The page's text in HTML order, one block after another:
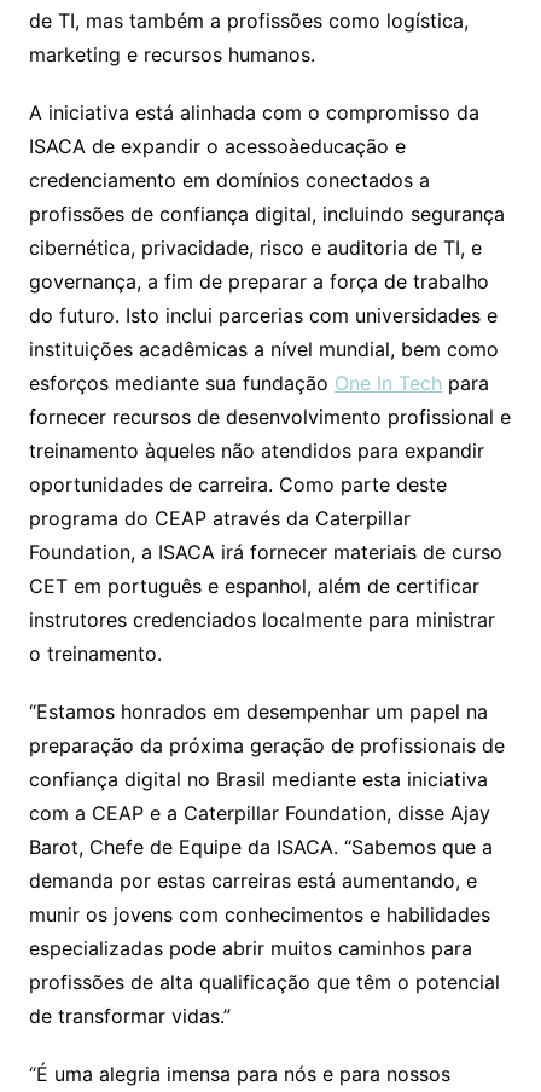
de TI, mas também a profissões como logística,
marketing e recursos humanos.
A iniciativa está alinhada com o compromisso da
ISACA de expandir o acessoàeducação e
credenciamento em domínios conectados a
profissões de confiança digital, incluindo segurança
cibernética, privacidade, risco e auditoria de TI, e
governança, a fim de preparar a força de trabalho
do futuro. Isto inclui parcerias com universidades e
instituições acadêmicas a nível mundial, bem como
esforços mediante sua fundação One In Tech para
fornecer recursos de desenvolvimento profissional e
treinamento àqueles não atendidos para expandir
oportunidades de carreira. Como parte deste
programa do CEAP através da Caterpillar
Foundation, a ISACA irá fornecer materiais de curso
CET em português e espanhol, além de certificar
instrutores credenciados localmente para ministrar
o treinamento.
“Estamos honrados em desempenhar um papel na
preparação da próxima geração de profissionais de
confiança digital no Brasil mediante esta iniciativa
com a CEAP e a Caterpillar Foundation, disse Ajay
Barot, Chefe de Equipe da ISACA. “Sabemos que a
demanda por estas carreiras está aumentando, e
munir os jovens com conhecimentos e habilidades
especializadas pode abrir muitos caminhos para
profissões de alta qualificação que têm o potencial
de transformar vidas.”
“É uma alegria imensa para nós e para nossos